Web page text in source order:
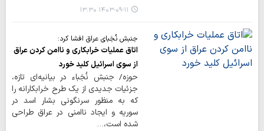
۱۴۰۳-۰۹-۱۱ ۱۳:۳۰
جنبش نُجَبای عراق افشا کرد:
اتاق عملیات خرابکاری و ناامن کردن عراق
از سوی اسرائیل کلید خورد
حوزه/ جنبش نُجَباء در بیانیه‌ای تازه،
جزئیات جدیدی از یک طرح خرابکارانه را
که به منظور سرنگونی بشار اسد در
سوریه و ایجاد ناامنی در عراق طراحی
شده است،…